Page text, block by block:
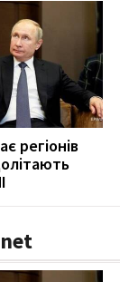
регіонів